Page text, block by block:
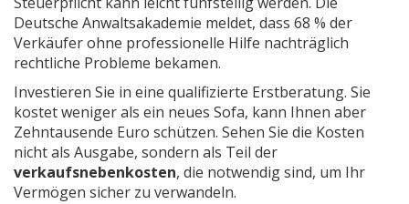
Deutsche Anwaltsakademie meldet, dass 68 % der
Verkäufer ohne professionelle Hilfe nachträglich
rechtliche Probleme bekamen.
Investieren Sie in eine qualifizierte Erstberatung. Sie
kostet weniger als ein neues Sofa, kann Ihnen aber
Zehntausende Euro schützen. Sehen Sie die Kosten
nicht als Ausgabe, sondern als Teil der
verkaufsnebenkosten, die notwendig sind, um Ihr
Vermögen sicher zu verwandeln.